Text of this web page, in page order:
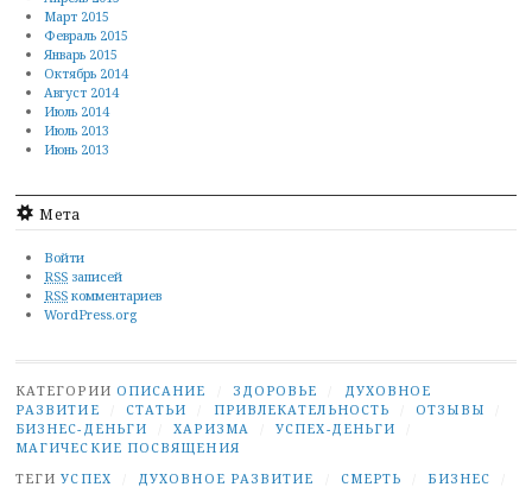
Март 2015
Февраль 2015
Январь 2015
Октябрь 2014
Август 2014
Июль 2014
Июль 2013
Июнь 2013
Мета
Войти
RSS записей
RSS комментариев
WordPress.org
КАТЕГОРИИ ОПИСАНИЕ ЗДОРОВЬЕ
ДУХОВНОЕ
РАЗВИТИЕ
СТАТЬИ ПРИВЛЕКАТЕЛЬНОСТЬ ОТЗЫВЫ
БИЗНЕС-ДЕНЬГИ
ХАРИЗМА УСПЕХ-ДЕНЬГИ
МАГИЧЕСКИЕ ПОСВЯЩЕНИЯ
ТЕГИУСПЕХ ДУХОВНОЕ РАЗВИТИЕ СМЕРТЬ БИЗНЕС